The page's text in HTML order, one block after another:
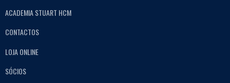
ACADEMIA STUART HCM
CONTACTOS
LOJA ONLINE
SÓCIOS